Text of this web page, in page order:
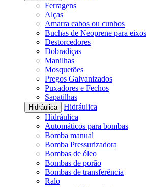
Ferragens
Alças
Amarra cabos ou cunhos
Buchas de Neoprene para eixos
Destorcedores
Dobradiças
Manilhas
Mosquetões
Pregos Galvanizados
Puxadores e Fechos
Sapatilhas
Hidráulica
Hidráulica
Hidráulica
Automáticos para bombas
Bomba manual
Bomba Pressurizadora
Bombas de óleo
Bombas de porão
Bombas de transferência
Ralo